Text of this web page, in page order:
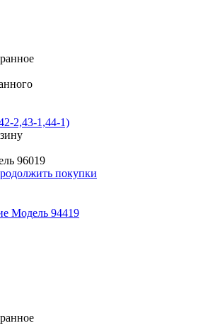
2,43-1,44-1)
покупки
Модель 94419